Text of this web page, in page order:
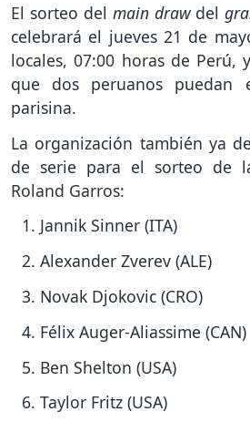
El sorteo del main drawdel
celebrará el jueves 21 de
locales, 07:00 horas de Perú,
que dos peruanos puedan
parisina.
La organización también ya
de serie para el sorteo de
Roland Garros:
Jannik Sinner (ITA)
Alexander Zverev (ALE)
Novak Djokovic (CRO)
Félix Auger-Aliassime (CAN)
Ben Shelton (USA)
Taylor Fritz (USA)